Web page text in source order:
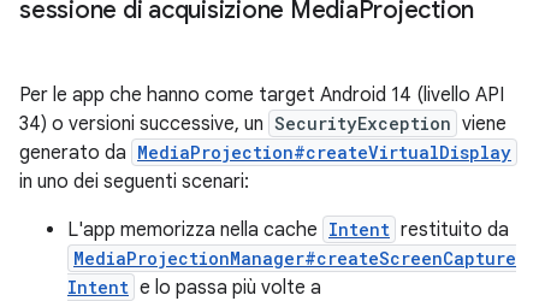
sessione di acquisizione MediaProjection
Per le app che hanno come target Android 14 (livello API
34) o versioni successive, un SecurityException viene
generato da MediaProjection#createVirtualDisplay
in uno dei seguenti scenari:
L'app memorizza nella cache Intent restituito da
MediaProjectionManager#createScreenCapture
Intent e lo passa più volte a